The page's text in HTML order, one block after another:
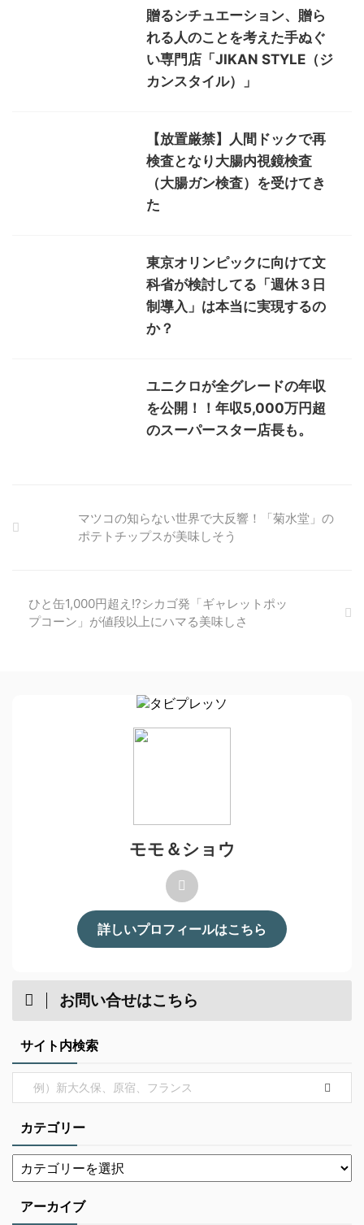
贈るシチュエーション、贈ら
れる人のことを考えた手ぬぐ
い専門店「JIKAN STYLE（ジ
カンスタイル）」
【放置厳禁】人間ドックで再
検査となり大腸内視鏡検査
（大腸ガン検査）を受けてき
た
東京オリンピックに向けて文
科省が検討してる「週休３日
制導入」は本当に実現するの
か？
ユニクロが全グレードの年収
を公開！！年収5,000万円超
のスーパースター店長も。
マツコの知らない世界で大反響！「菊水堂」の
ポテトチップスが美味しそう
ひと缶1,000円超え!?シカゴ発「ギャレットポッ
プコーン」が値段以上にハマる美味しさ
モモ＆ショウ
詳しいプロフィールはこちら
お問い合せはこちら
サイト内検索
カテゴリー
アーカイブ